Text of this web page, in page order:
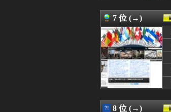
08/09 12:00
08/09 12:00
08/09 12:00
08/09 12:00
08/09 12:00
08/09 11:53
08/09 11:50
08/09 11:49
08/09 11:47
08/09 11:30
7 位 (→)
8 位 (→)